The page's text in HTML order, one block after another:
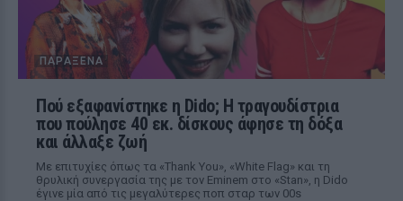
ΠΑΡΆΞΕΝΑ
Πού εξαφανίστηκε η Dido; Η τραγουδίστρια
που πούλησε 40 εκ. δίσκους άφησε τη δόξα
και άλλαξε ζωή
Με επιτυχίες όπως τα «Thank You», «White Flag» και τη
θρυλική συνεργασία της με τον Eminem στο «Stan», η Dido
έγινε μία από τις μεγαλύτερες ποπ σταρ των 00s